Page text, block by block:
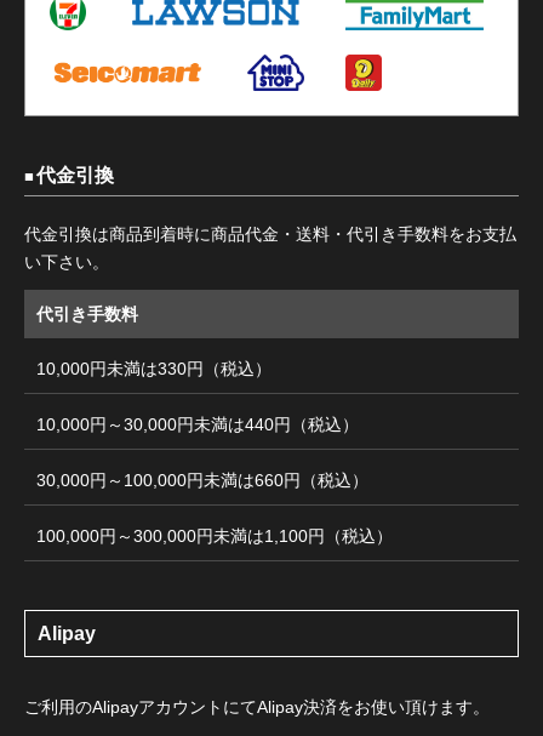
代金引換
代金引換は商品到着時に商品代金・送料・代引き手数料をお支払
い下さい。
代引き手数料
10,000円未満は330円（税込）
10,000円～30,000円未満は440円（税込）
30,000円～100,000円未満は660円（税込）
100,000円～300,000円未満は1,100円（税込）
Alipay
ご利用のAlipayアカウントにてAlipay決済をお使い頂けます。